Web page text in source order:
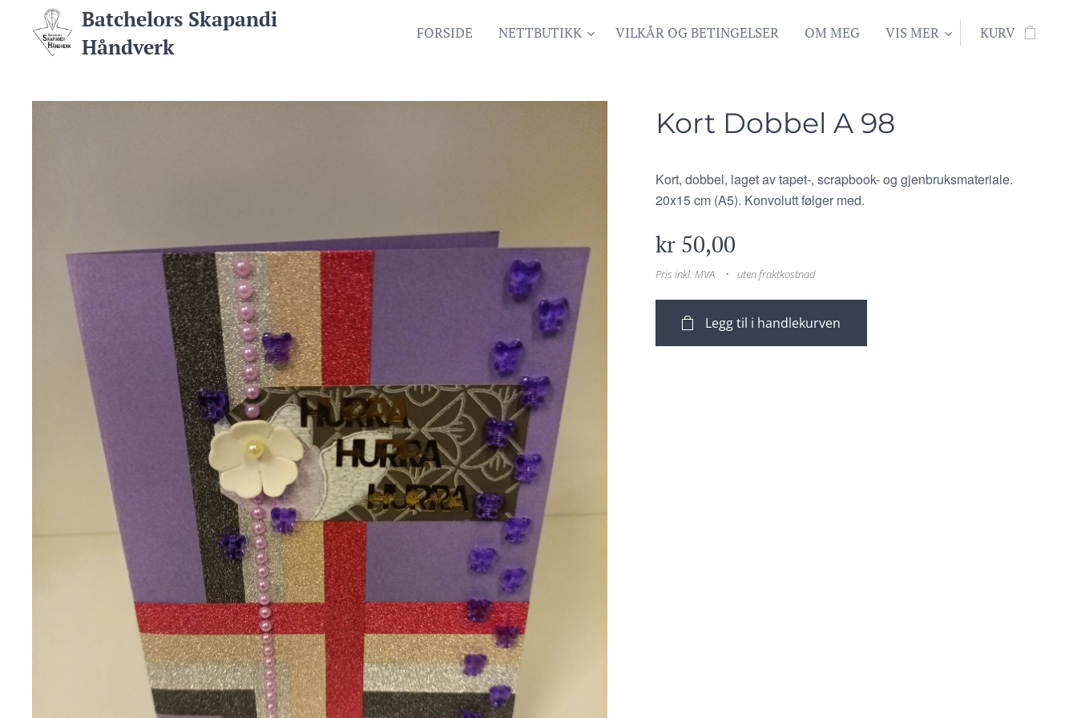
Batchelors Skapandi
Håndverk
FORSIDE NETTBUTIKK VILKÅR OG BETINGELSER OM MEG VIS MER KURV
Kort Dobbel A 98
Kort, dobbel, laget av tapet-, scrapbook- og gjenbruksmateriale.
20x15 cm (A5). Konvolutt følger med.
kr 50,00
Pris inkl. MVA uten fraktkostnad
Legg til i handlekurven